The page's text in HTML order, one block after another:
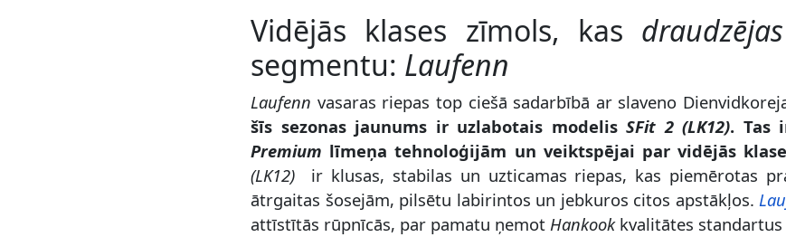
Vidējās klases zīmols, kas draudzējas
segmentu: Laufenn
Laufenn vasaras riepas top ciešā sadarbībā ar slaveno
šīs sezonas jaunums ir uzlabotais modelis SFit 2 (LK12). Tas
Premium līmeņa tehnoloģijām un veiktspējai par vidējās
(LK12)
ir klusas, stabilas un uzticamas riepas, kas piemērotas
ātrgaitas šosejām, pilsētu labirintos un jebkuros citos apstākļos.
attīstītās rūpnīcās, par pamatu ņemot Hankookkvalitātes standartus